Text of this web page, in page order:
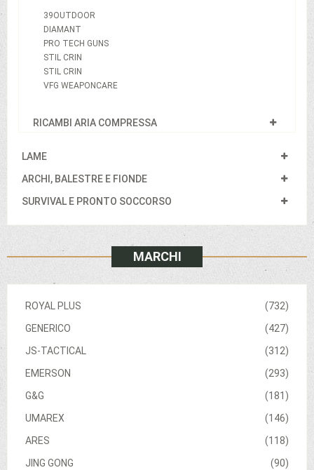
39OUTDOOR
DIAMANT
PRO TECH GUNS
STIL CRIN
STIL CRIN
VFG WEAPONCARE
RICAMBI ARIA COMPRESSA
LAME
ARCHI, BALESTRE E FIONDE
SURVIVAL E PRONTO SOCCORSO
MARCHI
(732)
ROYAL PLUS
(427)
GENERICO
(312)
JS-TACTICAL
(293)
EMERSON
(181)
G&G
(146)
UMAREX
(118)
ARES
(90)
JING GONG